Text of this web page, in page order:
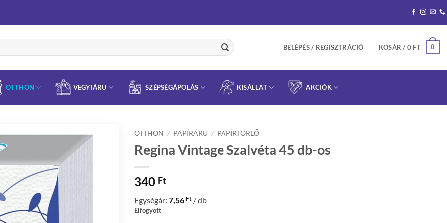
BELÉPÉS / REGISZTRÁCIÓ KOSÁR / 0 FT 0
OTTHON VEGYIÁRU SZÉPSÉGÁPOLÁS KISÁLLAT AKCIÓK
OTTHON / PAPÍRÁRU / PAPÍRTÖRLŐ
Regina Vintage Szalvéta 45 db-os
340 Ft
Egységár: 7,56 Ft / db
Elfogyott